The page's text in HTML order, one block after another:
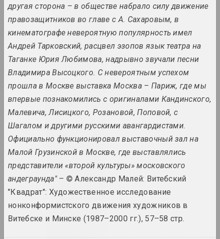
1938 год
results of the year
1940 год
results of the year
1941 год
results of the year
1943 год
results of the year
1944 год
1945 год
другая сторона – в обществе набрало силу движение
правозащитников во главе с А. Сахаровым, в
кинематографе невероятную популярность имел
Андрей Тарковский, расцвел эзопов язык театра на
Таганке Юрия Любимова, надрывно звучали песни
Владимира Высоцкого. С невероятным успехом
прошла в Москве выставка Москва – Париж, где мы
впервые познакомились с оригиналами Кандинского,
Малевича, Лисицкого, Розановой, Поповой, с
Шагалом и другими русскими авангардистами.
Официально функционировал выставочный зал на
Малой Грузинской в Москве, где выставлялись
представители «второй культуры» московского
андеграунда"– © Александр Малей: Витебский
"Квадрат": Художественное исследование
нонконформистского движения художников в
Витебске и Минске (1987–2000 гг.), 57–58 стр.